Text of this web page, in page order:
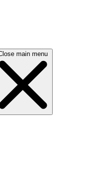
main menu